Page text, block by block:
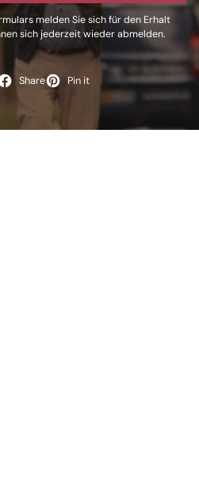
melden Sie sich für den Erhalt
sich jederzeit wieder abmelden.
Share Pin it